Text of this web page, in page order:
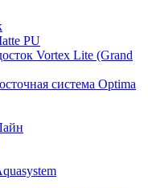
PU
Vortex Lite (Grand
система Optima